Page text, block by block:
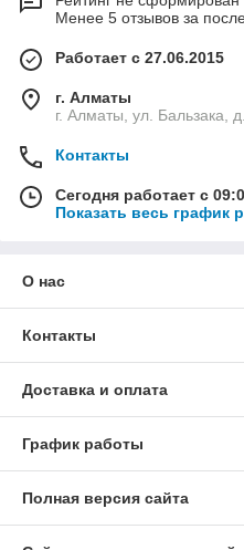
Менее 5 отзывов за
Работает с 27.06.2015
г. Алматы
г. Алматы, ул. Бальзака,
Контакты
Сегодня работает с
Показать весь график
О нас
Контакты
Доставка и оплата
График работы
Полная версия сайта